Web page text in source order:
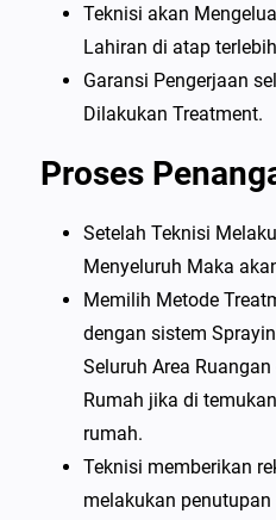
Teknisi akan
Lahiran di atap
Garansi Pengerjaan
Dilakukan Treatment.
Proses
Setelah Teknisi
Menyeluruh Maka
Memilih Metode
dengan sistem
Seluruh Area
Rumah jika di
rumah.
Teknisi memberikan
melakukan